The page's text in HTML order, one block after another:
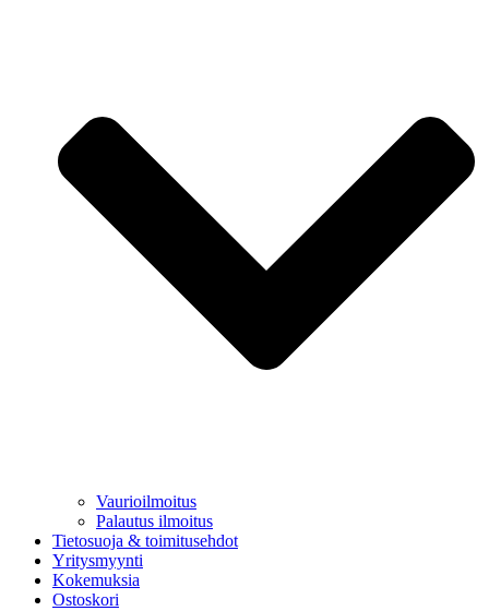
Vaurioilmoitus
Palautus ilmoitus
Tietosuoja & toimitusehdot
Yritysmyynti
Kokemuksia
Ostoskori